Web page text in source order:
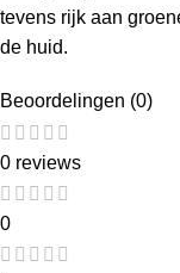
tevens rijk aan
de huid.
Beoordelingen (0)
0 reviews
0